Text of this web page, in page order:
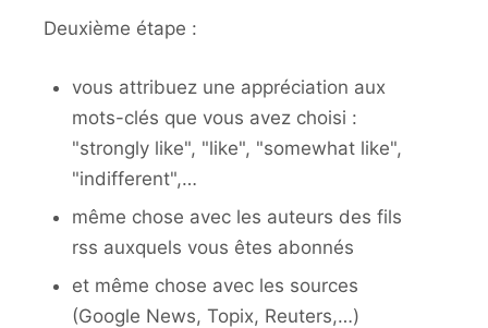
Deuxième étape :
vous attribuez une appréciation aux
mots-clés que vous avez choisi :
"strongly like", "like", "somewhat like",
"indifferent",…
même chose avec les auteurs des fils
rss auxquels vous êtes abonnés
et même chose avec les sources
(Google News, Topix, Reuters,…)